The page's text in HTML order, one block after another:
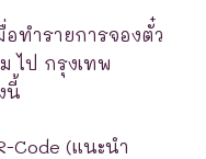
อทำรายการจองตั๋ว
ไป กรุงเทพ
นี้
Code (แนะนำ